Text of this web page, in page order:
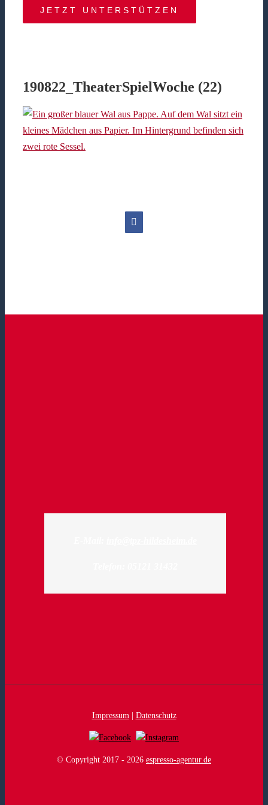
JETZT UNTERSTÜTZEN
190822_TheaterSpielWoche (22)
Facebook
Impressum| Datenschutz
© Copyright 2017 - 2026 espresso-agentur.de